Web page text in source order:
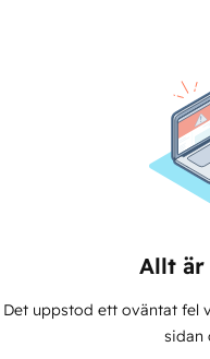
Allt
Det uppstod ett oväntat fel
sidan